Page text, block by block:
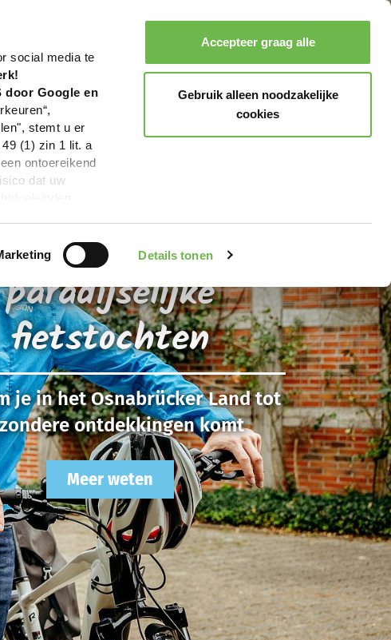
social media te
door Google en
stemt u er
(1) zin 1 lit. a
ontoereikend
dat uw
Details tonen
Accepteer graag alle
Gebruik alleen noodzakelijke
cookies
2.800 km
paradijselijke
fietstochten
je in het Osnabrücker Land tot
ontdekkingen komt
Meer weten